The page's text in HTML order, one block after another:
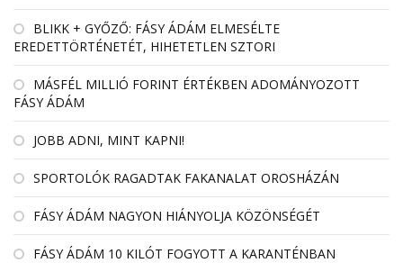
BLIKK + GYŐZŐ: FÁSY ÁDÁM ELMESÉLTE
EREDETTÖRTÉNETÉT, HIHETETLEN SZTORI
MÁSFÉL MILLIÓ FORINT ÉRTÉKBEN ADOMÁNYOZOTT
FÁSY ÁDÁM
JOBB ADNI, MINT KAPNI!
SPORTOLÓK RAGADTAK FAKANALAT OROSHÁZÁN
FÁSY ÁDÁM NAGYON HIÁNYOLJA KÖZÖNSÉGÉT
FÁSY ÁDÁM 10 KILÓT FOGYOTT A KARANTÉNBAN